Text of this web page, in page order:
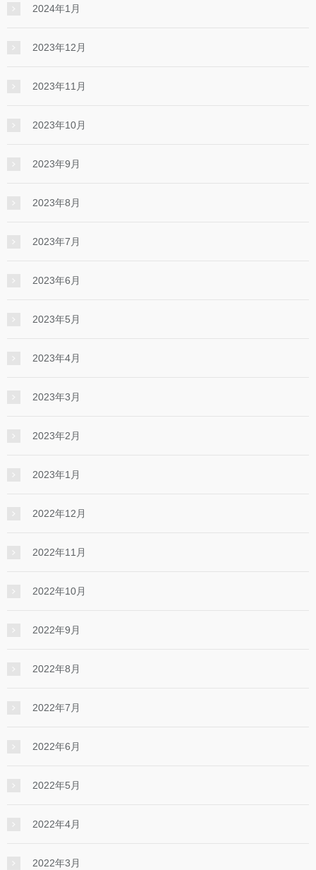
2024年1月
2023年12月
2023年11月
2023年10月
2023年9月
2023年8月
2023年7月
2023年6月
2023年5月
2023年4月
2023年3月
2023年2月
2023年1月
2022年12月
2022年11月
2022年10月
2022年9月
2022年8月
2022年7月
2022年6月
2022年5月
2022年4月
2022年3月